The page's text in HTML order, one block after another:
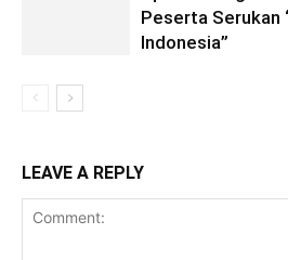
Peserta Serukan
Indonesia”
LEAVE A REPLY